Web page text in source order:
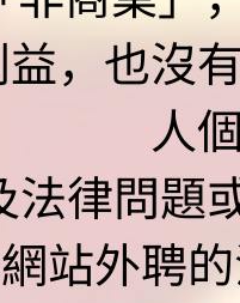
，也沒
人
法律問題
站外聘